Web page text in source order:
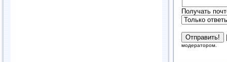
Получать
модератором.